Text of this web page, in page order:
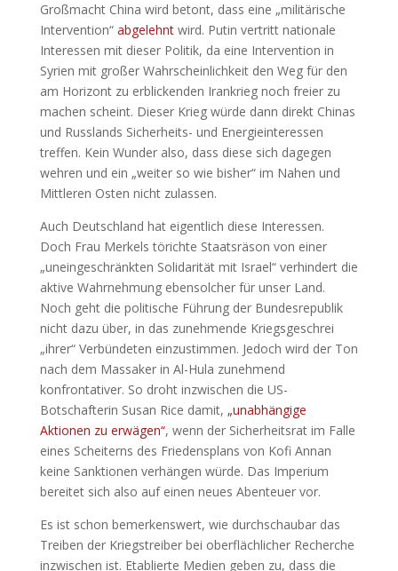
Großmacht China wird betont, dass eine „militärische
Intervention“ abgelehntwird. Putin vertritt nationale
Interessen mit dieser Politik, da eine Intervention in
Syrien mit großer Wahrscheinlichkeit den Weg für den
am Horizont zu erblickenden Irankrieg noch freier zu
machen scheint. Dieser Krieg würde dann direkt Chinas
und Russlands Sicherheits- und Energieinteressen
treffen. Kein Wunder also, dass diese sich dagegen
wehren und ein „weiter so wie bisher“ im Nahen und
Mittleren Osten nicht zulassen.
Auch Deutschland hat eigentlich diese Interessen.
Doch Frau Merkels törichte Staatsräson von einer
„uneingeschränkten Solidarität mit Israel“ verhindert die
aktive Wahrnehmung ebensolcher für unser Land.
Noch geht die politische Führung der Bundesrepublik
nicht dazu über, in das zunehmende Kriegsgeschrei
„ihrer“ Verbündeten einzustimmen. Jedoch wird der Ton
nach dem Massaker in Al-Hula zunehmend
konfrontativer. So droht inzwischen die US-
Botschafterin Susan Rice damit, „unabhängige
Aktionen zu erwägen“, wenn der Sicherheitsrat im Falle
eines Scheiterns des Friedensplans von Kofi Annan
keine Sanktionen verhängen würde. Das Imperium
bereitet sich also auf einen neues Abenteuer vor.
Es ist schon bemerkenswert, wie durchschaubar das
Treiben der Kriegstreiber bei oberflächlicher Recherche
inzwischen ist. Etablierte Medien geben zu, dass die